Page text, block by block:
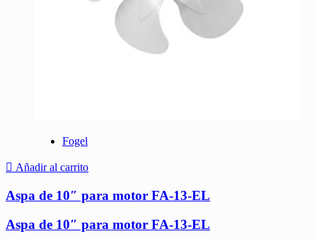
Fogel
Añadir al carrito
Aspa de 10″ para motor FA-13-EL
Aspa de 10″ para motor FA-13-EL